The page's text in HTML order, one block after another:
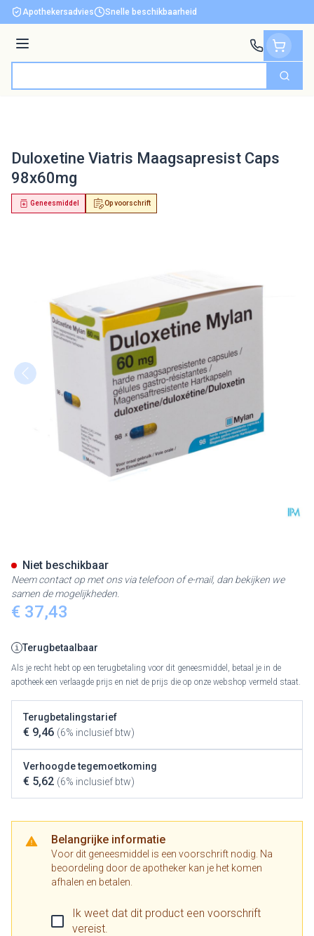
Ga naar de inhoud
Apothekersadvies Snelle beschikbaarheid
Menu
Zoek
Duloxetine Viatris Maagsapresist Caps
98x60mg
Op voorschrift
Geneesmiddel
€ 37,43
Terugbetaalbaar
Als je recht hebt op een terugbetaling voor dit geneesmiddel, betaal je in de
apotheek een verlaagde prijs en niet de prijs die op onze webshop vermeld staat.
Terugbetalingstarief
€ 9,46 (6% inclusief btw)
Verhoogde tegemoetkoming
€ 5,62 (6% inclusief btw)
Belangrijke informatie
Voor dit geneesmiddel is een voorschrift nodig. Na
beoordeling door de apotheker kan je het komen
afhalen en betalen.
Ik weet dat dit product een voorschrift
vereist.
Niet beschikbaar
Neem contact op met ons via telefoon of e-mail, dan bekijken we
samen de mogelijkheden.